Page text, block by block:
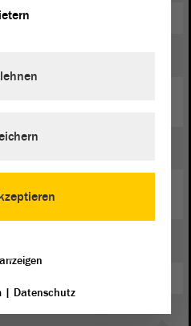
Osterwieck
Vorharz (TAZV),
Landwirtschaft und
Umwelt und Energie
| Datenschutz